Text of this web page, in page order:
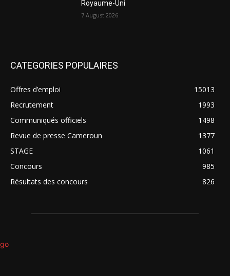
Royaume-Uni
7 August 2026
CATEGORIES POPULAIRES
Offres d’emploi
15013
Recrutement
1993
Communiqués officiels
1498
Revue de presse Cameroun
1377
STAGE
1061
Concours
985
Résultats des concours
826